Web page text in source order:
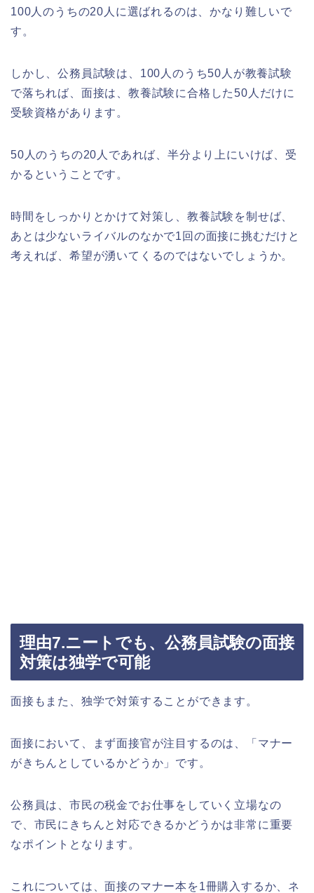
100人のうちの20人に選ばれるのは、かなり難しいで
す。
しかし、公務員試験は、100人のうち50人が教養試験
で落ちれば、面接は、教養試験に合格した50人だけに
受験資格があります。
50人のうちの20人であれば、半分より上にいけば、受
かるということです。
時間をしっかりとかけて対策し、教養試験を制せば、
あとは少ないライバルのなかで1回の面接に挑むだけと
考えれば、希望が湧いてくるのではないでしょうか。
理由7.ニートでも、公務員試験の面接
対策は独学で可能
面接もまた、独学で対策することができます。
面接において、まず面接官が注目するのは、「マナー
がきちんとしているかどうか」です。
公務員は、市民の税金でお仕事をしていく立場なの
で、市民にきちんと対応できるかどうかは非常に重要
なポイントとなります。
これについては、面接のマナー本を1冊購入するか、ネ